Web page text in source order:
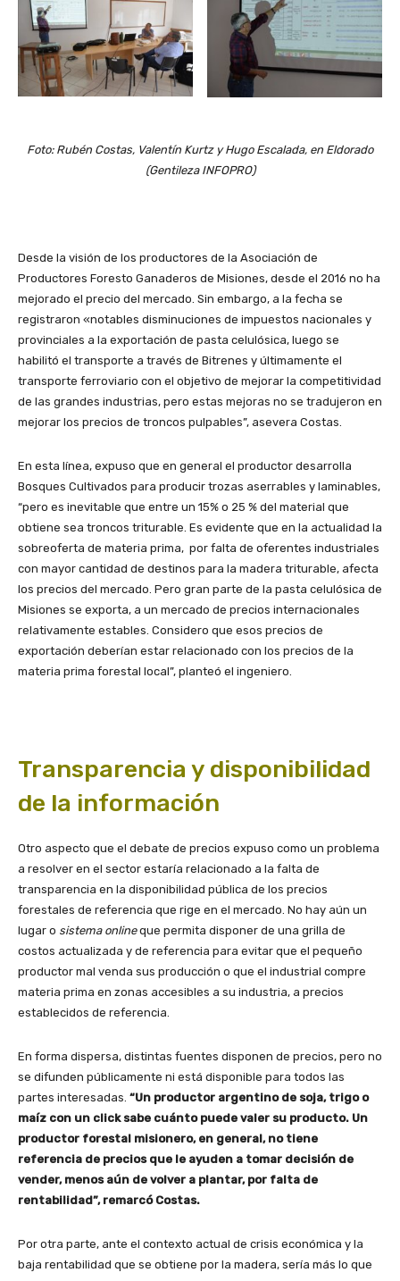
Foto: Rubén Costas, Valentín Kurtz y Hugo Escalada, en Eldorado
(Gentileza INFOPRO)
Desde la visión de los productores de la Asociación de
Productores Foresto Ganaderos de Misiones, desde el 2016 no ha
mejorado el precio del mercado. Sin embargo, a la fecha se
registraron «notables disminuciones de impuestos nacionales y
provinciales a la exportación de pasta celulósica, luego se
habilitó el transporte a través de Bitrenes y últimamente el
transporte ferroviario con el objetivo de mejorar la competitividad
de las grandes industrias, pero estas mejoras no se tradujeron en
mejorar los precios de troncos pulpables”, asevera Costas.
En esta línea, expuso que en general el productor desarrolla
Bosques Cultivados para producir trozas aserrables y laminables,
“pero es inevitable que entre un 15% o 25 % del material que
obtiene sea troncos triturable. Es evidente que en la actualidad la
sobreoferta de materia prima, por falta de oferentes industriales
con mayor cantidad de destinos para la madera triturable, afecta
los precios del mercado. Pero gran parte de la pasta celulósica de
Misiones se exporta, a un mercado de precios internacionales
relativamente estables. Considero que esos precios de
exportación deberían estar relacionado con los precios de la
materia prima forestal local”, planteó el ingeniero.
Transparencia y disponibilidad
de la información
Otro aspecto que el debate de precios expuso como un problema
a resolver en el sector estaría relacionado a la falta de
transparencia en la disponibilidad pública de los precios
forestales de referencia que rige en el mercado. No hay aún un
lugar o sistema onlineque permita disponer de una grilla de
costos actualizada y de referencia para evitar que el pequeño
productor mal venda sus producción o que el industrial compre
materia prima en zonas accesibles a su industria, a precios
establecidos de referencia.
En forma dispersa, distintas fuentes disponen de precios, pero no
se difunden públicamente ni está disponible para todos las
partes interesadas. “Un productor argentino de soja, trigo o
maíz con un click sabe cuánto puede valer su producto. Un
productor forestal misionero, en general, no tiene
referencia de precios que le ayuden a tomar decisión de
vender, menos aún de volver a plantar, por falta de
rentabilidad”, remarcó Costas.
Por otra parte, ante el contexto actual de crisis económica y la
baja rentabilidad que se obtiene por la madera, sería más lo que